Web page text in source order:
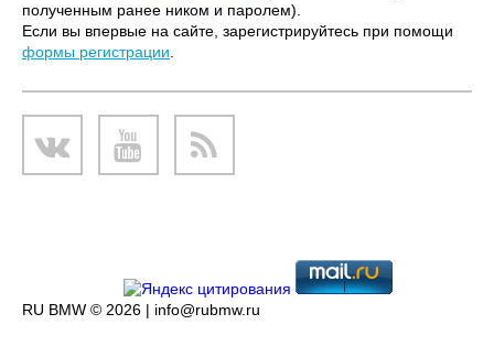
полученным ранее ником и паролем).
Если вы впервые на сайте, зарегистрируйтесь при помощи
формы регистрации
RU BMW © 2026 | info@rubmw.ru